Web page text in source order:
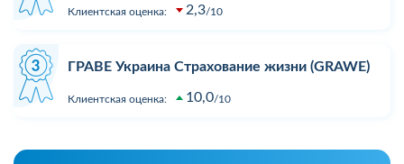
Клиентская оценка: 2,3 10
ГРАВЕ Украина Страхование жизни (GRAWE)
Клиентская оценка: 10,0 10